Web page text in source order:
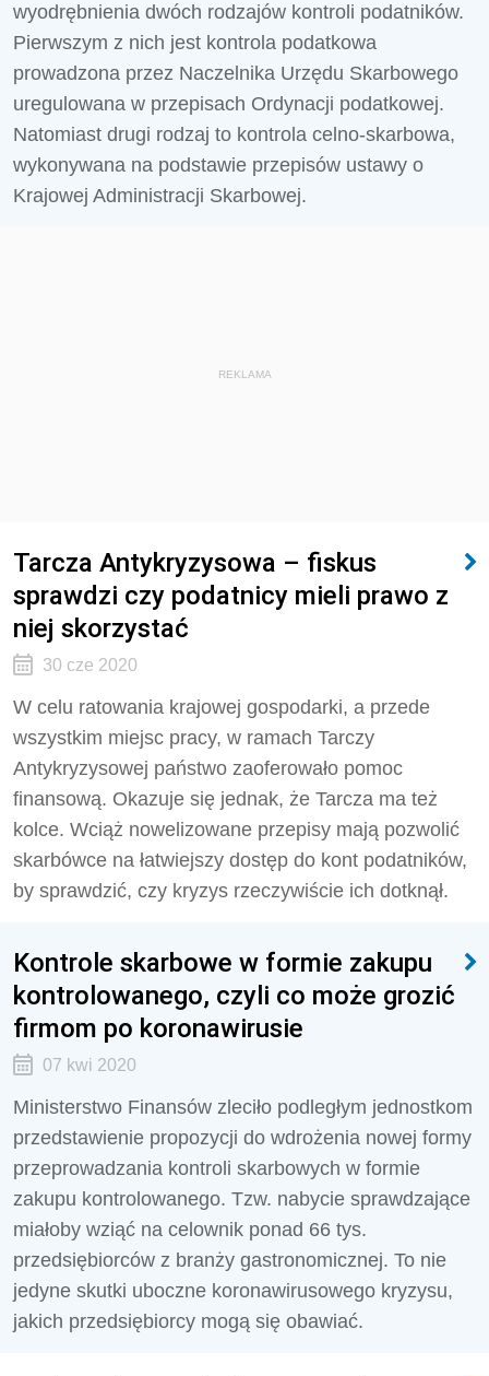
wyodrębnienia dwóch rodzajów kontroli podatników.
Pierwszym z nich jest kontrola podatkowa
prowadzona przez Naczelnika Urzędu Skarbowego
uregulowana w przepisach Ordynacji podatkowej.
Natomiast drugi rodzaj to kontrola celno-skarbowa,
wykonywana na podstawie przepisów ustawy o
Krajowej Administracji Skarbowej.
REKLAMA
Tarcza Antykryzysowa – fiskus
sprawdzi czy podatnicy mieli prawo z
niej skorzystać
30 cze 2020
W celu ratowania krajowej gospodarki, a przede
wszystkim miejsc pracy, w ramach Tarczy
Antykryzysowej państwo zaoferowało pomoc
finansową. Okazuje się jednak, że Tarcza ma też
kolce. Wciąż nowelizowane przepisy mają pozwolić
skarbówce na łatwiejszy dostęp do kont podatników,
by sprawdzić, czy kryzys rzeczywiście ich dotknął.
Kontrole skarbowe w formie zakupu
kontrolowanego, czyli co może grozić
firmom po koronawirusie
07 kwi 2020
Ministerstwo Finansów zleciło podległym jednostkom
przedstawienie propozycji do wdrożenia nowej formy
przeprowadzania kontroli skarbowych w formie
zakupu kontrolowanego. Tzw. nabycie sprawdzające
miałoby wziąć na celownik ponad 66 tys.
przedsiębiorców z branży gastronomicznej. To nie
jedyne skutki uboczne koronawirusowego kryzysu,
jakich przedsiębiorcy mogą się obawiać.